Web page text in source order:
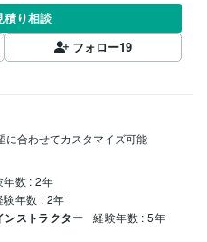
積り相談
フォロー19
合わせてカスタマイズ可能
年数 : 2年
験年数 : 2年
ンストラクター 経験年数 : 5年